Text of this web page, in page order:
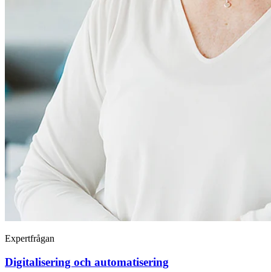
Expertfrågan
Digitalisering och automatisering